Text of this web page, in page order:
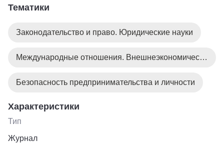
Тематики
Законодательство и право. Юридические науки
Международные отношения. Внешнеэкономическая деятельность
Безопасность предпринимательства и личности
Характеристики
Тип
Журнал